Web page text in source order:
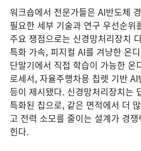
워크숍에서 전문가들은 AI반도체
필요한 세부 기술과 연구 우선순위
주요 쟁점으로는 신경망처리장치
특화 가속, 피지컬 AI를 겨냥한 온
단말기에서 직접 학습이 가능한 온
로세서, 자율주행차용 칩렛 기반
등이 제시됐다. 신경망처리장치는
특화된 칩으로, 같은 면적에서 더
고 전력 소모를 줄이는 설계가 경
힌다.